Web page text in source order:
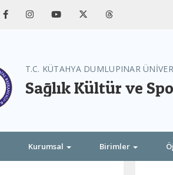
T.C. KÜTAHYA DUMLUPINAR
Sağlık Kültür ve
Kurumsal Birimler